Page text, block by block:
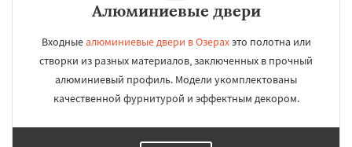
Алюминиевые двери
Входныеалюминиевые двери в Озерахэто полотна или
створки из разных материалов, заключенных в прочный
алюминиевый профиль. Модели укомплектованы
качественной фурнитурой и эффектным декором.